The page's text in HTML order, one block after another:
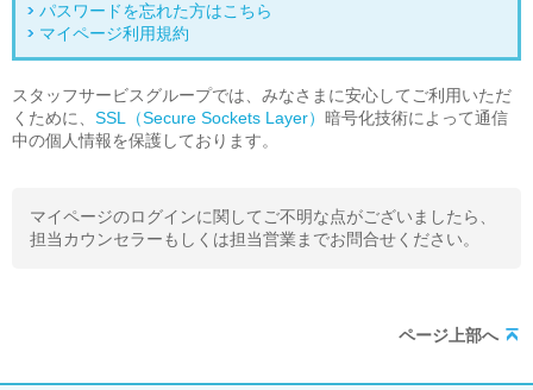
パスワードを忘れた方はこちら
マイページ利用規約
スタッフサービスグループでは、みなさまに安心してご利用いただ
くために、 SSL（Secure Sockets Layer） 暗号化技術によって通信
中の個人情報を保護しております。
マイページのログインに関してご不明な点がございましたら、
担当カウンセラーもしくは担当営業までお問合せください。
ページ上部へ